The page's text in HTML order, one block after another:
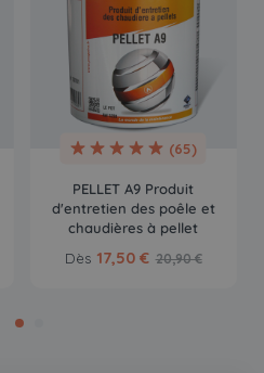
(65)
PELLET A9 Produit
d'entretien des poêle et
chaudières à pellet
Dès 17,50 € 20,90 €